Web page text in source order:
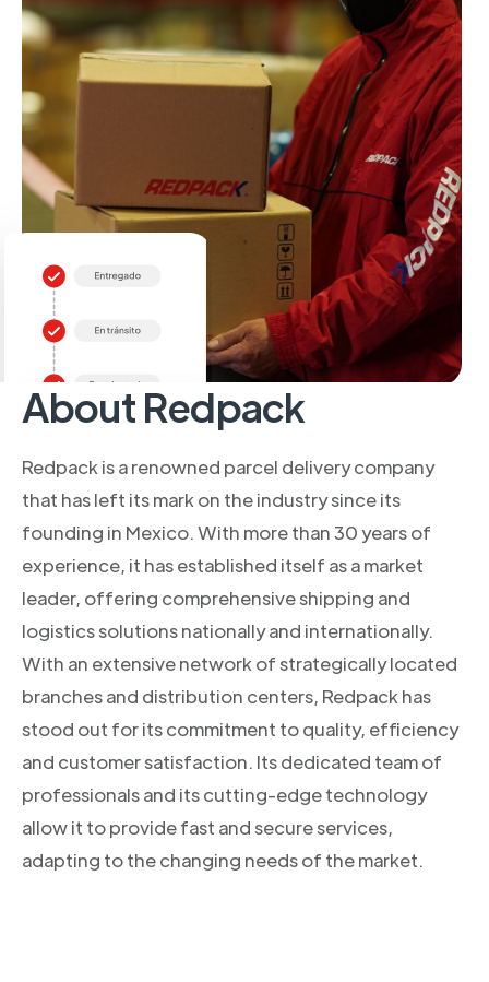
About Redpack
Redpack is a renowned parcel delivery company
that has left its mark on the industry since its
founding in Mexico. With more than 30 years of
experience, it has established itself as a market
leader, offering comprehensive shipping and
logistics solutions nationally and internationally.
With an extensive network of strategically located
branches and distribution centers, Redpack has
stood out for its commitment to quality, efficiency
and customer satisfaction. Its dedicated team of
professionals and its cutting-edge technology
allow it to provide fast and secure services,
adapting to the changing needs of the market.